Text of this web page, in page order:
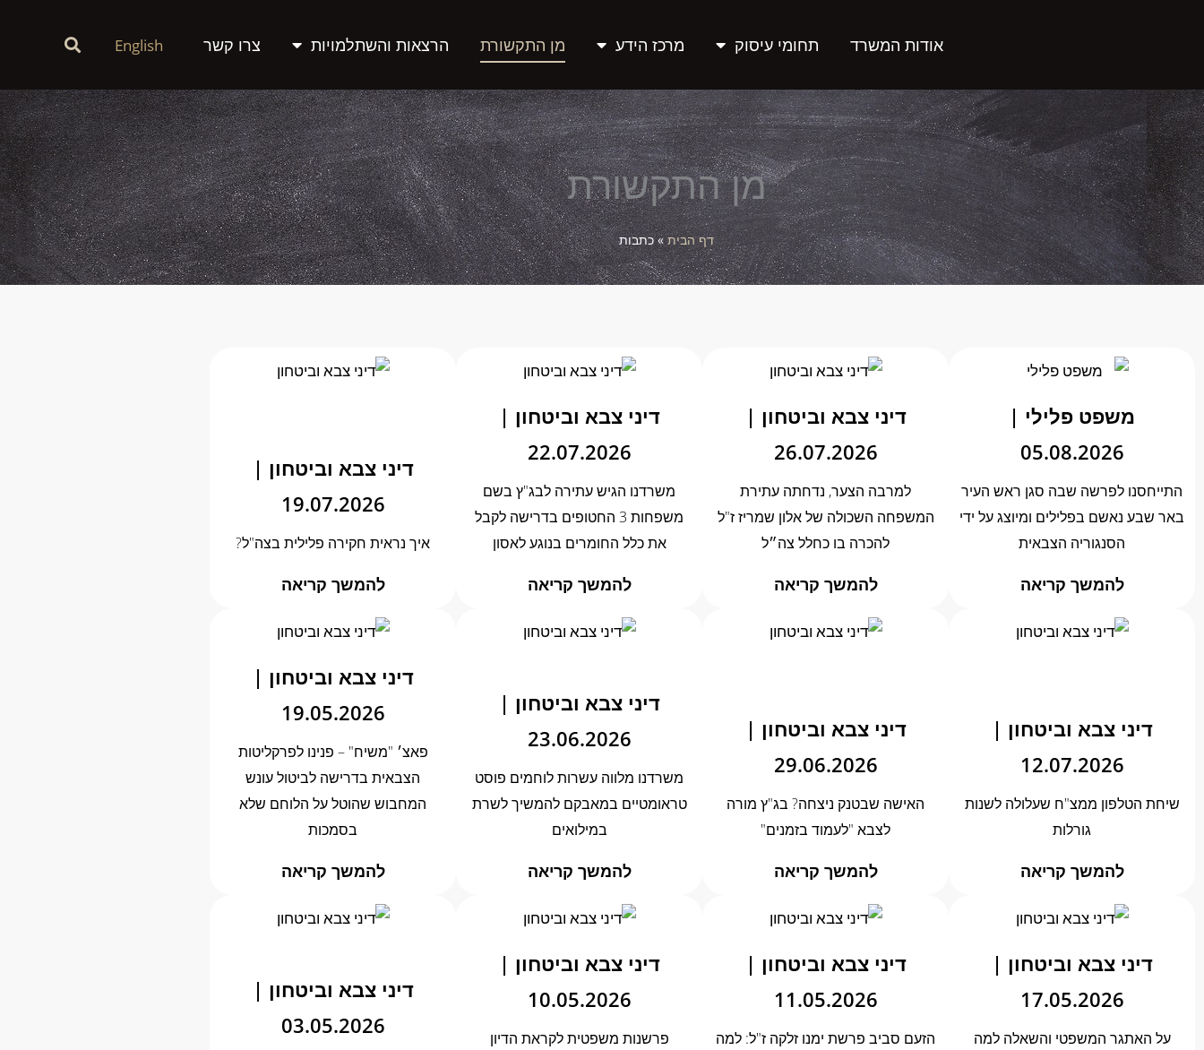
אודות המשרד תחומי עיסוק מרכז הידע מן התקשורת הרצאות והשתלמויות צרו קשר English
מן התקשורת
דף הבית»כתבות
משפט פלילי |
05.08.2026
התייחסנו לפרשה שבה סגן ראש העיר
באר שבע נאשם בפלילים ומיוצג על ידי
הסנגוריה הצבאית
להמשך קריאה
דיני צבא וביטחון |
26.07.2026
למרבה הצער, נדחתה עתירת
המשפחה השכולה של אלון שמריז ז"ל
להכרה בו כחלל צה״ל
להמשך קריאה
דיני צבא וביטחון |
22.07.2026
משרדנו הגיש עתירה לבג"ץ בשם
משפחות 3 החטופים בדרישה לקבל
את כלל החומרים בנוגע לאסון
להמשך קריאה
דיני צבא וביטחון |
19.07.2026
איך נראית חקירה פלילית בצה"ל?
להמשך קריאה
דיני צבא וביטחון |
12.07.2026
שיחת הטלפון ממצ"ח שעלולה לשנות
גורלות
להמשך קריאה
דיני צבא וביטחון |
29.06.2026
האישה שבטנק ניצחה? בג"ץ מורה
לצבא "לעמוד בזמנים"
להמשך קריאה
דיני צבא וביטחון |
23.06.2026
משרדנו מלווה עשרות לוחמים פוסט
טראומטיים במאבקם להמשיך לשרת
במילואים
להמשך קריאה
דיני צבא וביטחון |
19.05.2026
פאצ׳ "משיח" – פנינו לפרקליטות
הצבאית בדרישה לביטול עונש
המחבוש שהוטל על הלוחם שלא
בסמכות
להמשך קריאה
דיני צבא וביטחון |
17.05.2026
על האתגר המשפטי והשאלה למה
דיני צבא וביטחון |
11.05.2026
הזעם סביב פרשת ימנו זלקה ז"ל: למה
דיני צבא וביטחון |
10.05.2026
פרשנות משפטית לקראת הדיון
דיני צבא וביטחון |
03.05.2026